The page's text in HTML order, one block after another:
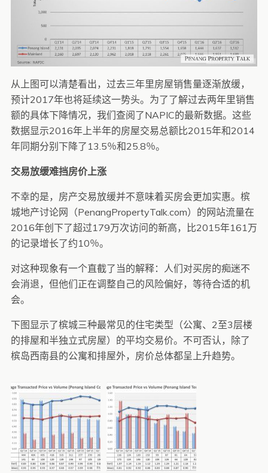
从上图可以清楚看出，过去三年里房屋销售量逐渐放缓，
预计2017年也将延续这一势头。为了了解过去两年里销售
额的具体下降情况，我们查阅了NAPIC的最新数据。这些
数据显示2016年上半年的房屋交易总额比2015年和2014
年同期分别下降了13.5％和25.8％。
交易放缓难挡房价上涨
不幸的是，房产交易放缓并不意味着买房会更加实惠。槟
城地产讨论网（PenangPropertyTalk.com）的网站流量在
2016年创下了超过179万次访问的新高，比2015年161万
的记录增长了约10％。
对这种现象有一个直截了当的解释：人们对买房的痴迷不
会消退，但他们正在调整自己的风险偏好，等待合适的机
会。
下图显示了槟城三种最常见的住宅类型（公寓、2至3层楼
的排屋和半独立式房屋）的平均交易价。不可否认，除了
槟岛西南县的公寓和排屋外，房价总体都呈上升趋势。